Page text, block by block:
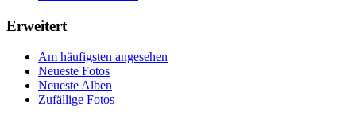
Erweitert
Am häufigsten angesehen
Neueste Fotos
Neueste Alben
Zufällige Fotos